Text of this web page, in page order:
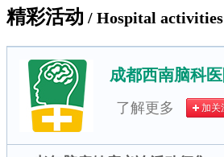
精彩活动 / Hospital activities